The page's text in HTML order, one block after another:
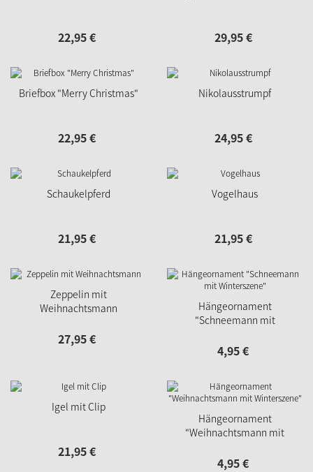
22,95€ 29,95€
Briefbox "Merry Christmas"
22,95€
Nikolausstrumpf
24,95€
Schaukelpferd
21,95€
Vogelhaus
21,95€
Zeppelin mit
Weihnachtsmann
27,95€
Hängeornament
"Schneemann mit
4,95€
Igel mit Clip
21,95€
Hängeornament
"Weihnachtsmann mit
4,95€